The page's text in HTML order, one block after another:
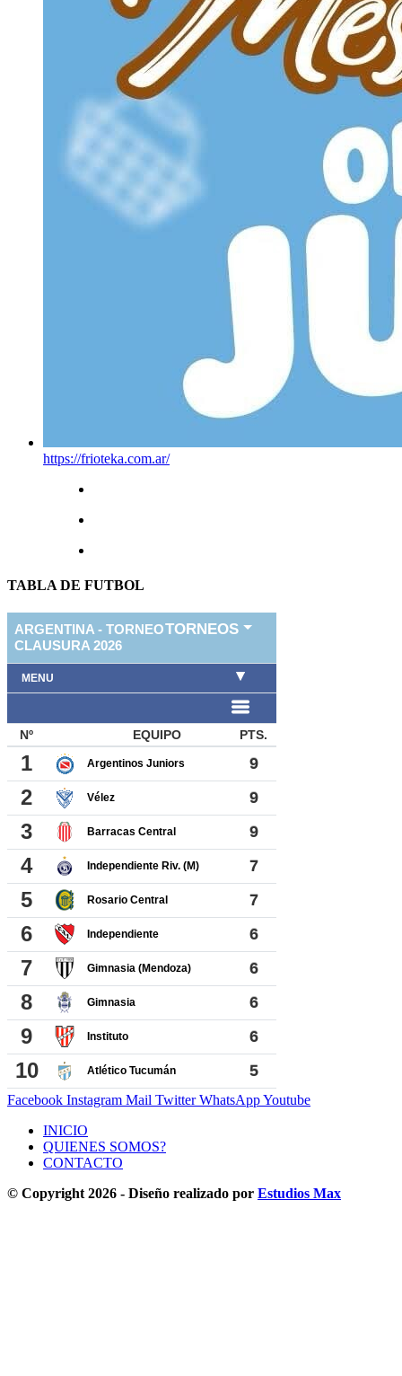
https://frioteka.com.ar/
TABLA DE FUTBOL
Facebook Instagram Mail Twitter WhatsAppYoutube
INICIO
QUIENES SOMOS?
CONTACTO
© Copyright 2026 - Diseño realizado por Estudios Max